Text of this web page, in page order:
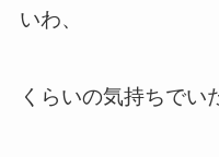
いわ、
くらいの気持ちでい